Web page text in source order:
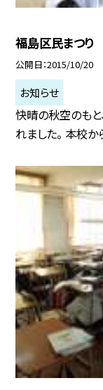
福島区民まつり
公開日 2015/10/20
お知らせ
快晴の秋空のもと
れました。 本校